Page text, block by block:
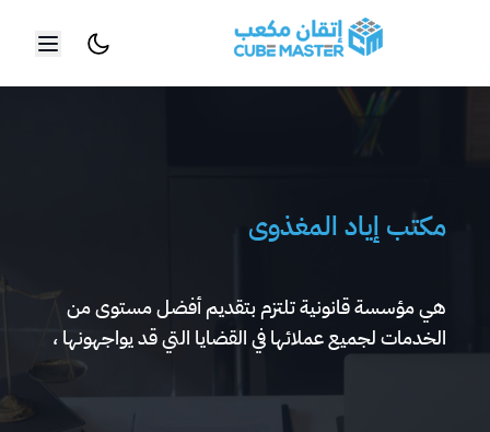
تخطي إلى المحتوى الرئيسي
مكتب إياد المغذوى
هي مؤسسة قانونية تلتزم بتقديم أفضل مستوى من
الخدمات لجميع عملائها في القضايا التي قد يواجهونها ،